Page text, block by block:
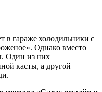
в гараже холодильники с
Однако вместо
Один из них
касты, а другой —